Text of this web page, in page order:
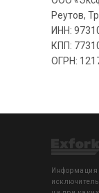
Реутов,
ИНН:
КПП:
ОГРН:
Информация